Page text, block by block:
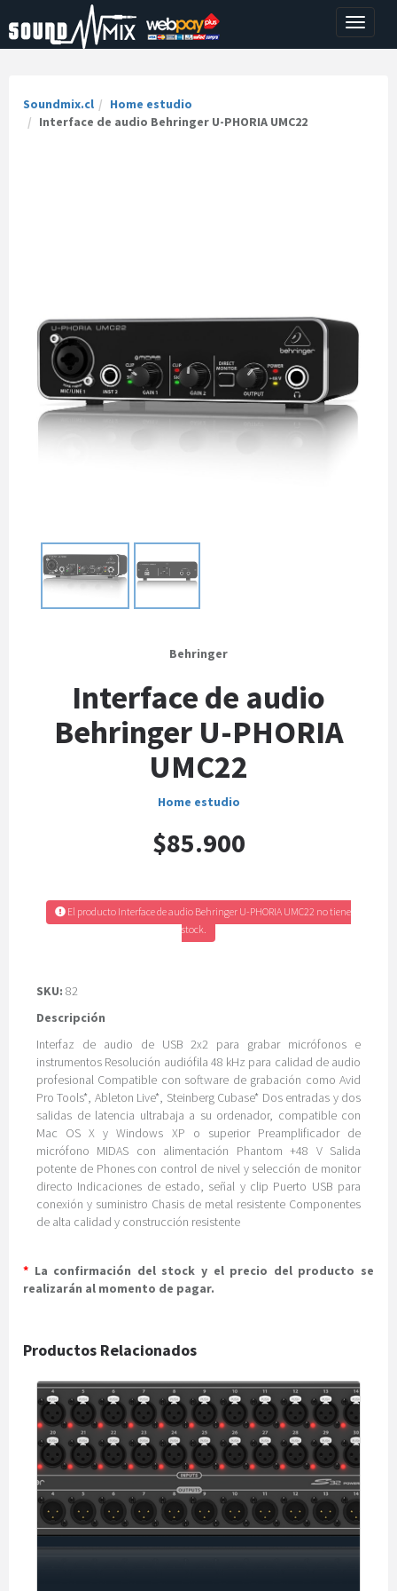
Toggle
Soundmix.cl
Home estudio
Interface de audio Behringer U-PHORIA UMC22
Behringer
Interface de audio
Behringer U-PHORIA
UMC22
Home estudio
$85.900
El producto Interface de audio Behringer U-PHORIA UMC22 no tiene
stock.
SKU: 82
Descripción
Interfaz de audio de USB 2x2 para grabar micrófonos e
instrumentos Resolución audiófila 48 kHz para calidad de audio
profesional Compatible con software de grabación como Avid
Pro Tools*, Ableton Live*, Steinberg Cubase* Dos entradas y dos
salidas de latencia ultrabaja a su ordenador, compatible con
Mac OS X y Windows XP o superior Preamplificador de
micrófono MIDAS con alimentación Phantom +48 V Salida
potente de Phones con control de nivel y selección de monitor
directo Indicaciones de estado, señal y clip Puerto USB para
conexión y suministro Chasis de metal resistente Componentes
de alta calidad y construcción resistente
* La confirmación del stock y el precio del producto se
realizarán al momento de pagar.
Productos Relacionados